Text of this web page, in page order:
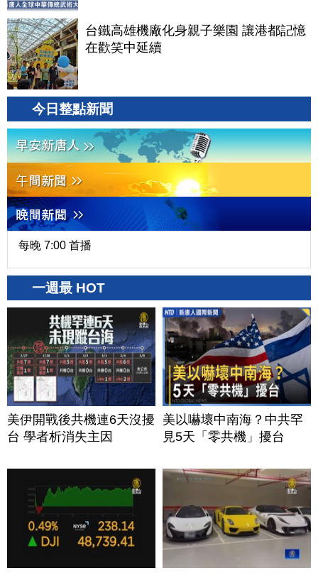
台鐵高雄機廠化身親子樂園 讓港都記憶
在歡笑中延續
今日整點新聞
每晚 7:00 首播
一週最 HOT
美伊開戰後共機連6天沒擾
台 學者析消失主因
美以嚇壞中南海？中共罕
見5天「零共機」擾台